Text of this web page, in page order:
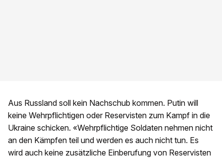
Aus Russland soll kein Nachschub kommen. Putin will
keine Wehrpflichtigen oder Reservisten zum Kampf in die
Ukraine schicken. «Wehrpflichtige Soldaten nehmen nicht
an den Kämpfen teil und werden es auch nicht tun. Es
wird auch keine zusätzliche Einberufung von Reservisten